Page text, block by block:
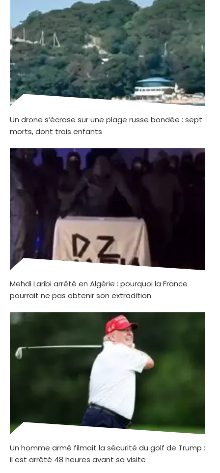
Un drone s’écrase sur une plage russe bondée : sept
morts, dont trois enfants
Mehdi Laribi arrêté en Algérie : pourquoi la France
pourrait ne pas obtenir son extradition
Un homme armé filmait la sécurité du golf de Trump :
il est arrêté 48 heures avant sa visite